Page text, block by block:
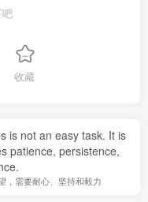
吧
收藏
is not an easy task. It is
patience, persistence,
，需要耐心、坚持和毅力